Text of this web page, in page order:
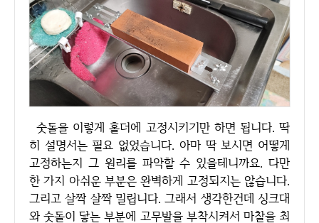
숫돌을 이렇게 홀더에 고정시키기만 하면 됩니다. 딱
히 설명서는 필요 없었습니다. 아마 딱 보시면 어떻게
고정하는지 그 원리를 파악할 수 있을테니까요. 다만
한 가지 아쉬운 부분은 완벽하게 고정되지는 않습니다.
그리고 살짝 살짝 밀립니다. 그래서 생각한건데 싱크대
와 숫돌이 닿는 부분에 고무발을 부착시켜서 마찰을 최